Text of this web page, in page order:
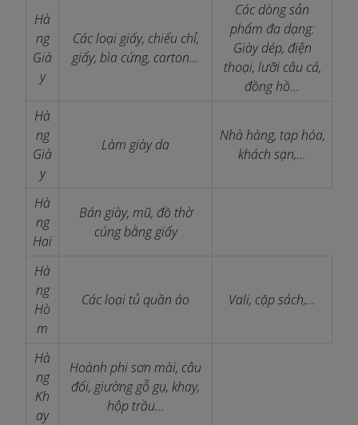
Hà
ng
Già
y
Các loại giấy, chiếu chỉ,
giấy, bìa cứng, carton...
Các dòng sản
phẩm đa dạng:
Giày dép, điện
thoại, lưỡi câu cá,
đồng hồ...
Hà
ng
Già
y
Làm giày da
Nhà hàng, tạp hóa,
khách sạn,...
Hà
ng
Hai
Bán giày, mũ, đồ thờ
cúng bằng giấy
Hà
ng
Hò
m
Các loại tủ quần áo Vali, cặp sách,...
Hà
ng
Kh
ay
Hoành phi sơn mài, câu
đối, giường gỗ gụ, khay,
hộp trầu...